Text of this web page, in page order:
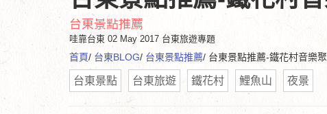
台東景點推薦
哇靠台東 02 May 2017 台東旅遊專題
首頁/ 台東BLOG/ 台東景點推薦/ 台東景點推薦-鐵花村音樂
台東景點 台東旅遊 鐵花村 鯉魚山 夜景